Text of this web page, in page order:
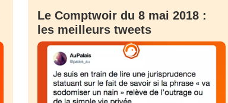
Le Comptwoir du 8 mai 2018 :
les meilleurs tweets